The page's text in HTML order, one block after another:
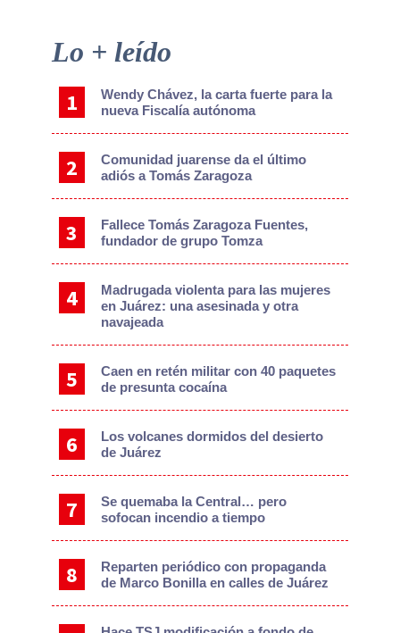
Primary
Lo + leído
Wendy Chávez, la carta fuerte para la
nueva Fiscalía autónoma
Comunidad juarense da el último
adiós a Tomás Zaragoza
Fallece Tomás Zaragoza Fuentes,
fundador de grupo Tomza
Madrugada violenta para las mujeres
en Juárez: una asesinada y otra
navajeada
Caen en retén militar con 40 paquetes
de presunta cocaína
Los volcanes dormidos del desierto
de Juárez
Se quemaba la Central… pero
sofocan incendio a tiempo
Reparten periódico con propaganda
de Marco Bonilla en calles de Juárez